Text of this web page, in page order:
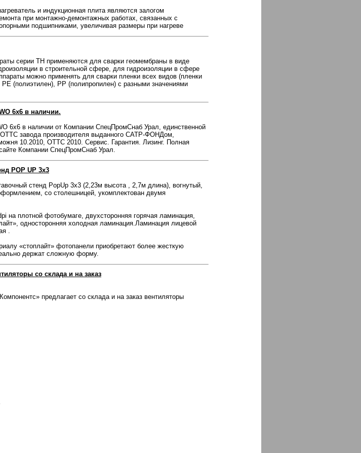
и индукционная плита являются залогом
при монтажно-демонтажных работах, связанных с
подшипниками, увеличивая размеры при нагреве
серии ТН применяются для сварки геомембраны в виде
в строительной сфере, для гидроизоляции в сфере
можно применять для сварки пленки всех видов (пленки
(полиэтилен), РР (полипропилен) с разными значениями
6х6 в наличии.
6x6 в наличии от Компании СпецПромСнаб Урал, единственной
завода производителя выданного САТР-ФОНДом,
10.2010, ОТТС 2010. Сервис. Гарантия. Лизинг. Полная
Компании СпецПромСнаб Урал.
POP UP 3х3
стенд PopUp 3х3 (2,23м высота , 2,7м длина), вогнутый,
со столешницей, укомплектован двумя
на плотной фотобумаге, двухсторонняя горячая ламинация,
односторонняя холодная ламинация.Ламинация лицевой
.
«стоплайт» фотопанели приобретают более жесткую
держат сложную форму.
со склада и на заказ
предлагает со склада и на заказ вентиляторы